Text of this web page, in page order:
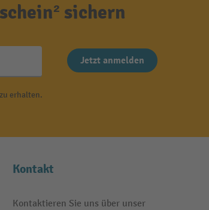
sichern
Jetzt anmelden
erhalten.
Kontakt
Kontaktieren Sie uns über unser